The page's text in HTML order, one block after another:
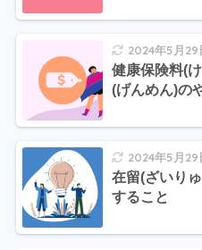
2024年5月29
健康保険料(
(げんめん)の
2024年5月29
在留(ざいり
すること